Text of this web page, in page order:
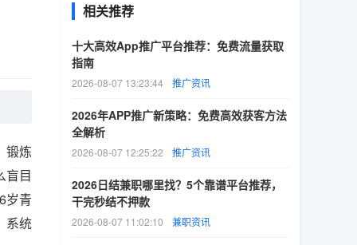
锻炼
盲目
岁青
系统
相关推荐
十大高效App推广平台推荐：免费流量获取
指南
2026-08-07 13:23:44 推广资讯
2026年APP推广新策略：免费高效获客方法
全解析
2026-08-07 12:25:22 推广资讯
2026日结兼职哪里找？5个靠谱平台推荐，
干完秒结不押款
2026-08-07 11:02:10 兼职资讯